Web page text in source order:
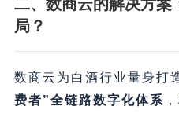
二、数商云的解决方案
局？​
数商云为白酒行业量身打
费者”全链路数字化体系